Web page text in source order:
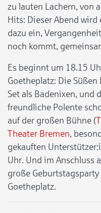
zu lauten Lachern, von
Hits: Dieser Abend
dazu ein,
noch kommt,
Es beginnt um 18.15
Goetheplatz: Die
Set als Badenixen, und
freundliche Polente
auf der großen Bühne (
Theater Bremen,
gekauften
Uhr. Und im Anschluss
große
Goetheplatz.